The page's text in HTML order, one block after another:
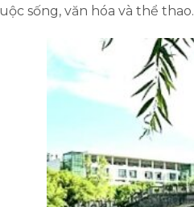
sống, văn hóa và thể thao.